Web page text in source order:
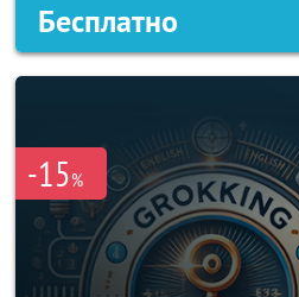
Бесплатно
-15%